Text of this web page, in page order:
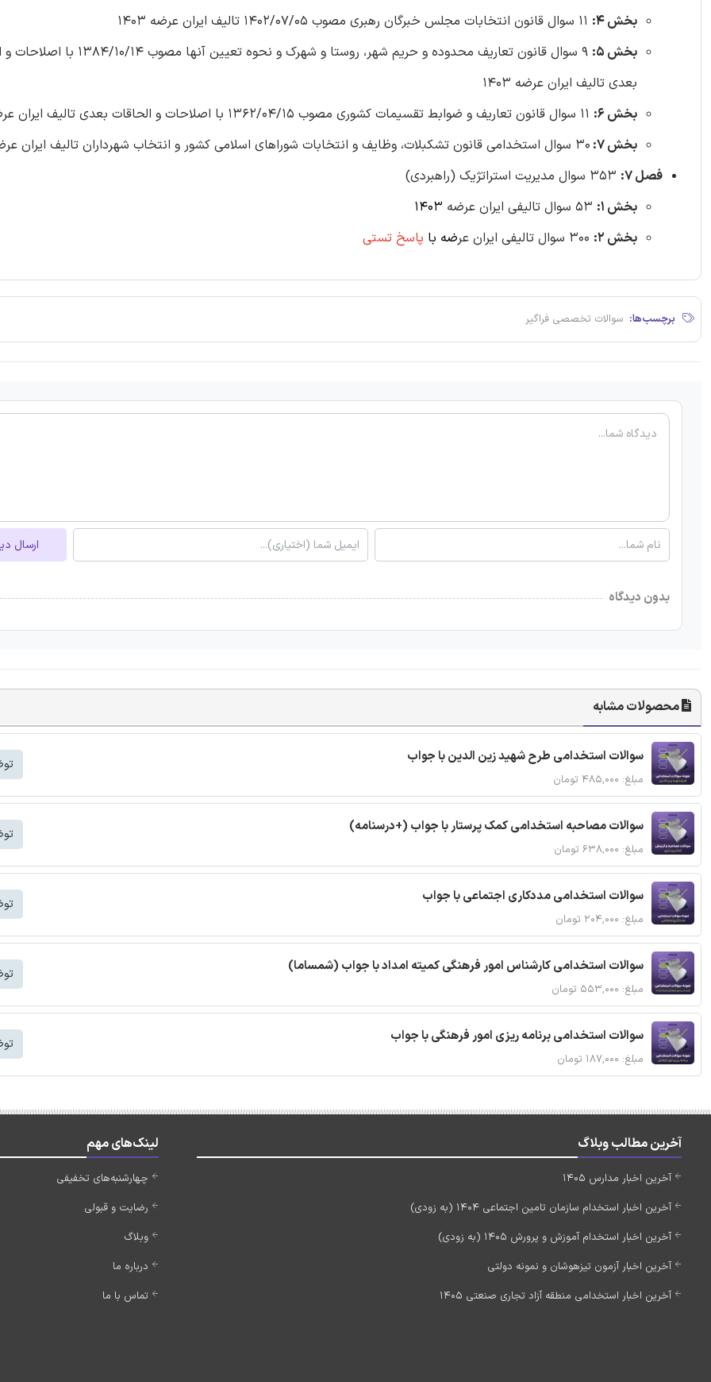
بخش 4:
بخش 5:
9 سوال قانون تعاریف محدوده و حریم شهر، روستا و شهرک و نحوه تعیین
بعدی تالیف ایران عرضه 1403
بخش 6:
بخش 7:
30 سوال استخدامی قانون تشکبلات، وظایف و انتخابات شوراهای اسلامی کشور و انتخاب شهرداران تالیف ایران عرضه 1403
فصل 7:
بخش 1:
1403
بخش 2:
ضه با پاسخ تستی
برچسب‌ها: سوالات تخصصی فراگیر
ارسال
بدون دیدگاه
محصولات مشابه
سوالات استخدامی طرح شهید زین الدین با جواب
مبلغ: ۴۸۵,۰۰۰ تومان
سوالات مصاحبه استخدامی کمک پرستار با جواب (+درسنامه)
مبلغ: ۶۳۸,۰۰۰ تومان
سوالات استخدامی مددکاری اجتماعی با جواب
مبلغ: ۲۰۴,۰۰۰ تومان
سوالات استخدامی کارشناس امور فرهنگی کمیته امداد با جواب (شمساما)
مبلغ: ۵۵۳,۰۰۰ تومان
سوالات استخدامی برنامه ریزی امور فرهنگی با جواب
مبلغ: ۱۸۷,۰۰۰ تومان
آخرین مطالب وبلاگ
آخرین اخبار مدارس 1405
آخرین اخبار استخدام سازمان تامین اجتماعی 1404 (به زودی)
آخرین اخبار استخدام آموزش و پرورش 1405 (به زودی)
آخرین اخبار آزمون تیزهوشان و نمونه دولتی
آخرین اخبار استخدامی منطقه آزاد تجاری صنعتی 1405
لینک‌های مهم
چهارشنبه‌های تخفیفی
رضایت و قبولی
وبلاگ
درباره ما
تماس با ما